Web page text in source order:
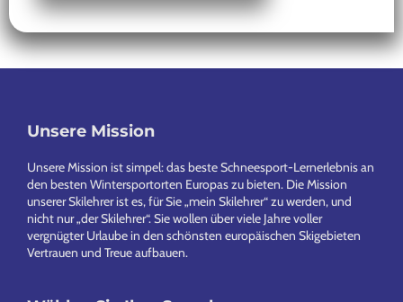
Unsere Mission
Unsere Mission ist simpel: das beste Schneesport-Lernerlebnis an
den besten Wintersportorten Europas zu bieten. Die Mission
unserer Skilehrer ist es, für Sie „mein Skilehrer“ zu werden, und
nicht nur „der Skilehrer“. Sie wollen über viele Jahre voller
vergnügter Urlaube in den schönsten europäischen Skigebieten
Vertrauen und Treue aufbauen.